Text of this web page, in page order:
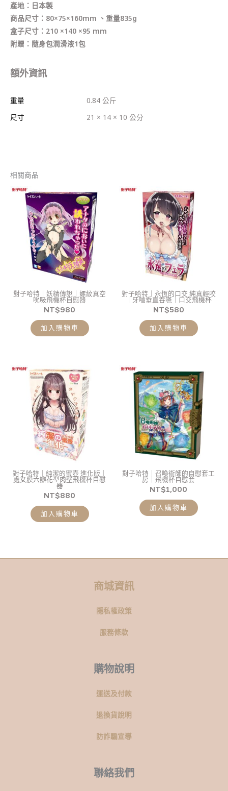
產地：日本製
商品尺寸：80×75×160mm 、重量835g
盒子尺寸：210 ×140 ×95 mm
附贈：隨身包潤滑液1包
額外資訊
重量
0.84 公斤
尺寸
21 × 14 × 10 公分
相關商品
對子哈特｜妖精傳說｜螺紋真空
吮吸飛機杯自慰器
NT$980
加入購物車
對子哈特｜永恆的口交 純真輕咬
｜牙嚙垂直吞嚥｜口交飛機杯
NT$580
加入購物車
對子哈特｜純潔的蜜壺 進化版｜
處女膜六瓣花型肉壁飛機杯自慰
器
NT$880
加入購物車
對子哈特｜召喚術師的自慰套工
房｜飛機杯自慰套
NT$1,000
加入購物車
商城資訊
隱私權政策
服務條款
購物說明
運送及付款
退換貨說明
防詐騙宣導
聯絡我們